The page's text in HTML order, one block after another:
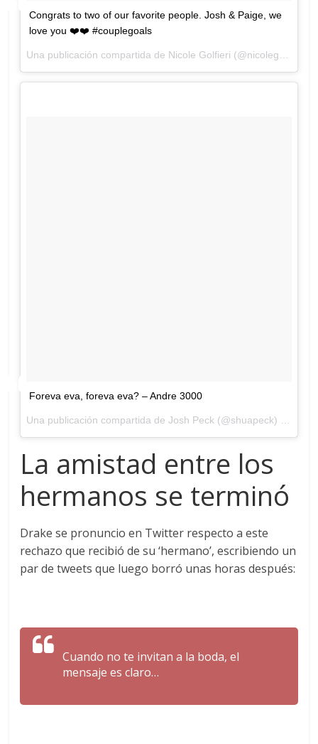
Congrats to two of our favorite people. Josh & Paige, we
love you ❤️❤️ #couplegoals
Una publicación compartida de Nicole Golfieri (@nicolegolfieri) el
Foreva eva, foreva eva? – Andre 3000
Una publicación compartida de Josh Peck (@shuapeck) el
La amistad entre los
hermanos se terminó
Drake se pronuncio en Twitter respecto a este
rechazo que recibió de su ‘hermano’, escribiendo un
par de tweets que luego borró unas horas después:
Cuando no te invitan a la boda, el
mensaje es claro…